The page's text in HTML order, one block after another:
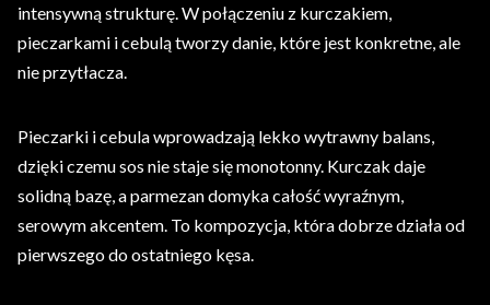
intensywną strukturę. W połączeniu z kurczakiem,
pieczarkami i cebulą tworzy danie, które jest konkretne, ale
nie przytłacza.
Pieczarki i cebula wprowadzają lekko wytrawny balans,
dzięki czemu sos nie staje się monotonny. Kurczak daje
solidną bazę, a parmezan domyka całość wyraźnym,
serowym akcentem. To kompozycja, która dobrze działa od
pierwszego do ostatniego kęsa.